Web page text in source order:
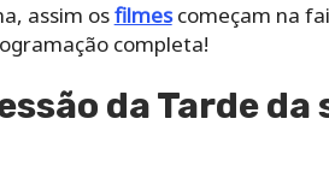
assim osfilmescomeçam na
completa!
da Tarde da